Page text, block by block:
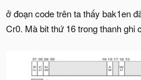
ở đoạn code trên ta thấy bak1en
Cr0. Mà bit thứ 16 trong thanh ghi